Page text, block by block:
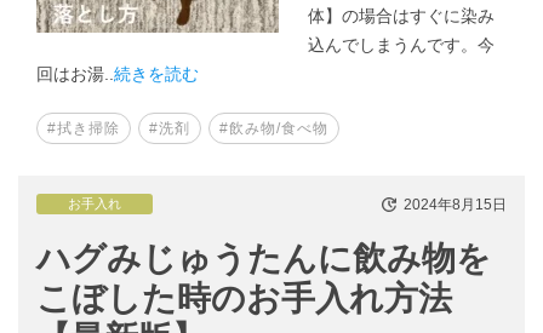
体】の場合はすぐに染み
込んでしまうんです。今
回はお湯.. 続きを読む
#拭き掃除 #洗剤 #飲み物/食べ物
ハグみじゅうたんに飲み物を
こぼした時のお手入れ方法
お手入れ 2024年8月15日